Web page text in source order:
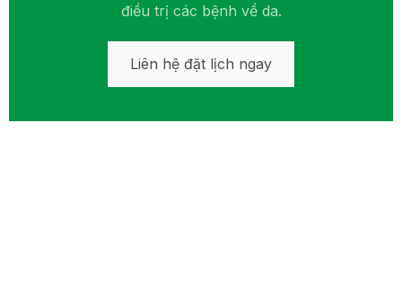
điều trị các bệnh về da.
Liên hệ đặt lịch ngay